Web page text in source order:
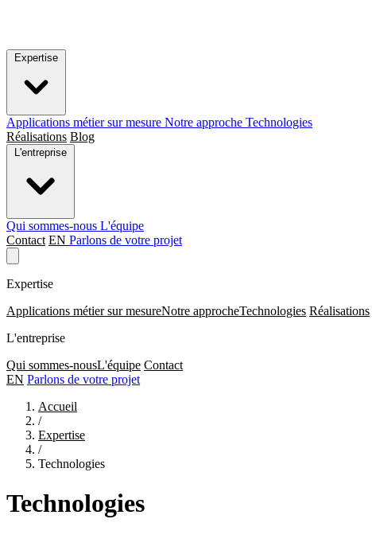
Applications métier sur mesure Notre approche Technologies
Réalisations Blog
Qui sommes-nous L'équipe
Contact EN Parlons de votre projet
Expertise
Applications métier sur mesureNotre approcheTechnologies Réalisations
L'entreprise
Qui sommes-nousL'équipe Contact
EN Parlons de votre projet
Accueil
/
Expertise
/
Technologies
Technologies